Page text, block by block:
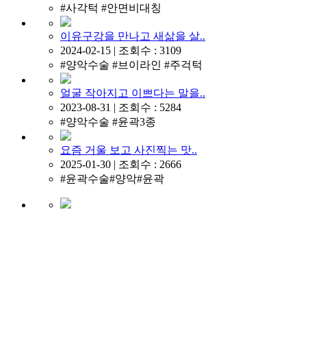
#사각턱 #안면비대칭
이유구강을 만나고 새삶을 살..
2024-02-15 | 조회수 : 3109
#양악수술 #브이라인 #주걱턱
얼굴 작아지고 이쁘다는 말을..
2023-08-31 | 조회수 : 5284
#양악수술 #윤곽3종
요즘 거울 보고 사진찍는 맛..
2025-01-30 | 조회수 : 2666
#윤곽수술#양악#윤곽